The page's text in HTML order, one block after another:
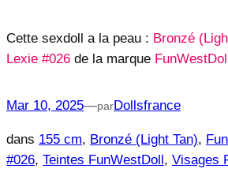
Cette sexdoll a la peau : Bronzé
Lexie #026 de la marque
Mar 10, 2025—parDollsfrance
dans 155 cm, Bronzé (Light Tan),
#026, Teintes FunWestDoll, Visages